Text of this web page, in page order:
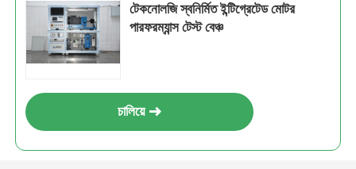
টেকনোলজি স্বনির্মিত ইন্টিগ্রেটেড মোটর
পারফরম্যান্স টেস্ট বেঞ্চ
চালিয়ে